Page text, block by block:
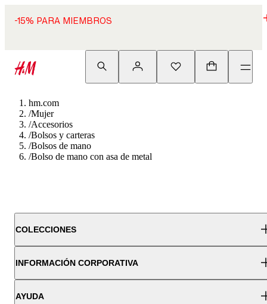
-15% PARA MIEMBROS
hm.com
/Mujer
/Accesorios
/Bolsos y carteras
/Bolsos de mano
/Bolso de mano con asa de metal
COLECCIONES
INFORMACIÓN CORPORATIVA
AYUDA